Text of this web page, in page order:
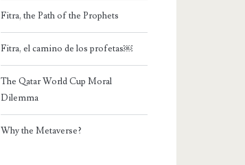
Fitra, the Path of the Prophets
Fitra, el camino de los profetas￼
The Qatar World Cup Moral
Dilemma
Why the Metaverse?